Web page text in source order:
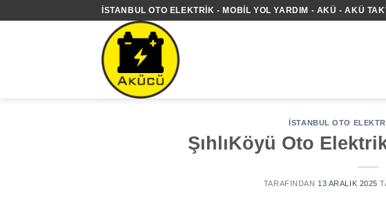
İSTANBUL OTO ELEKTRIK - MOBIL YOL YARDIM - AKÜ - AKÜ
İSTANBUL OTO
ŞıhlıKöyü Oto
TARAFINDAN 13 ARALIK 2025